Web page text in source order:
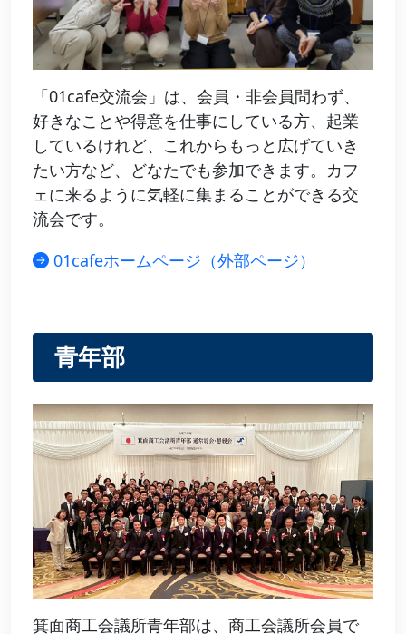
「01cafe交流会」は、会員・非会員問わず、
好きなことや得意を仕事にしている方、起業
しているけれど、これからもっと広げていき
たい方など、どなたでも参加できます。カフ
ェに来るように気軽に集まることができる交
流会です。
01cafeホームページ（外部ページ）
青年部
箕面商工会議所青年部は、商工会議所会員で